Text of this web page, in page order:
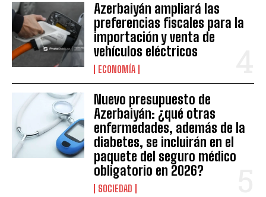
Azerbaiyán ampliará las
preferencias fiscales para la
importación y venta de
vehículos eléctricos
ECONOMÍA
Nuevo presupuesto de
Azerbaiyán: ¿qué otras
enfermedades, además de la
diabetes, se incluirán en el
paquete del seguro médico
obligatorio en 2026?
SOCIEDAD